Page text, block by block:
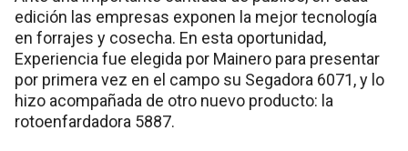
edición las empresas exponen la mejor tecnología
en forrajes y cosecha. En esta oportunidad,
Experiencia fue elegida por Mainero para presentar
por primera vez en el campo su Segadora 6071, y lo
hizo acompañada de otro nuevo producto: la
rotoenfardadora 5887.